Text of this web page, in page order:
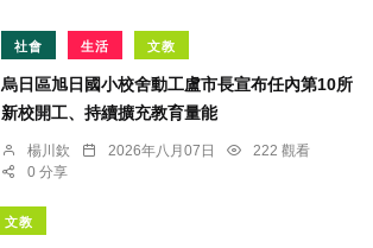
社會 生活 文教
烏日區旭日國小校舍動工盧市長宣布任內第10所
新校開工、持續擴充教育量能
楊川欽 2026年八月07日
222 觀看
0 分享
文教